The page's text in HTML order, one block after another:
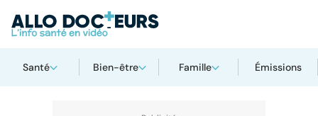
Santé Bien-être Famille Émissions